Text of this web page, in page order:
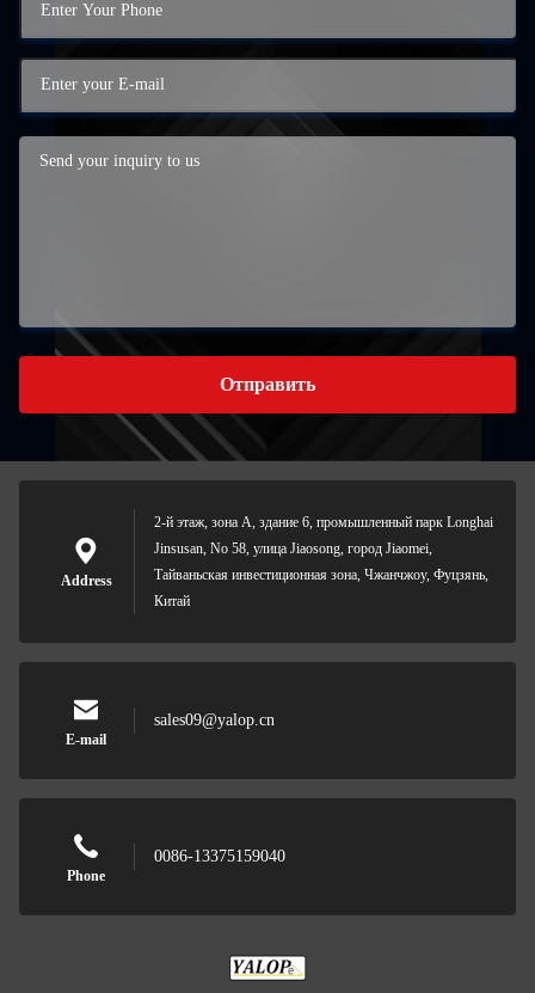
Отправить
Address
2-й этаж, зона А, здание 6, промышленный парк Longhai
Jinsusan, No 58, улица Jiaosong, город Jiaomei,
Тайваньская инвестиционная зона, Чжанчжоу, Фуцзянь,
Китай
E-mail
sales09@yalop.cn
Phone
0086-13375159040